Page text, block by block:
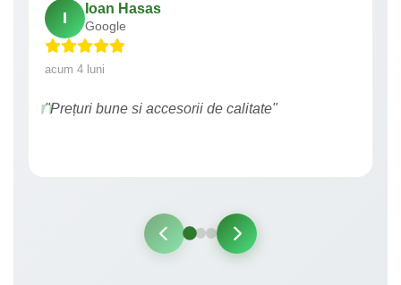
I
Ioan Hasas
Google
acum 4 luni
"Prețuri bune si accesorii de calitate"